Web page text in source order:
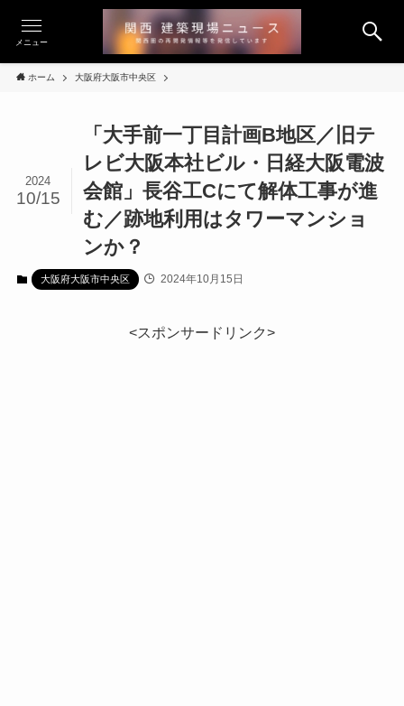
メニュー
ホーム 大阪府大阪市中央区
「大手前一丁目計画B地区／旧テ
レビ大阪本社ビル・日経大阪電波
会館」長谷工Cにて解体工事が進
む／跡地利用はタワーマンショ
ンか？
2024
10/15
大阪府大阪市中央区 2024年10月15日
<スポンサードリンク>